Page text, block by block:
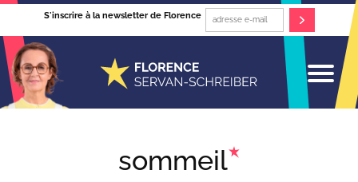
S'inscrire à la newsletter de Florence
sommeil